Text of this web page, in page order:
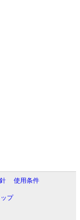
使用条件
プ